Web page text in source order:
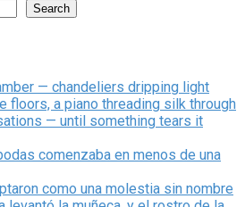
Search
— chandeliers dripping light
floors, a piano threading silk through
— until something tears it
comenzaba en menos de una
como una molestia sin nombre